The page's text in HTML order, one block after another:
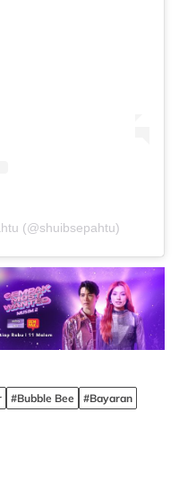
(@shuibsepahtu)
#Bubble Bee
#Bayaran